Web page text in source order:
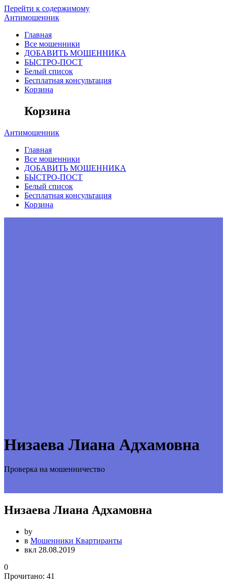
Перейти к содержимому
Антимошенник
Главная
Все мошенники
ДОБАВИТЬ МОШЕННИКА
БЫСТРО-ПОСТ
Белый список
Бесплатная консультация
Корзина
Корзина
Антимошенник
Главная
Все мошенники
ДОБАВИТЬ МОШЕННИКА
БЫСТРО-ПОСТ
Белый список
Бесплатная консультация
Корзина
Низаева Лиана Адхамовна
Проверка на мошенничество
Низаева Лиана Адхамовна
by
в Мошенники Квартиранты
вкл 28.08.2019
0
Прочитано: 41